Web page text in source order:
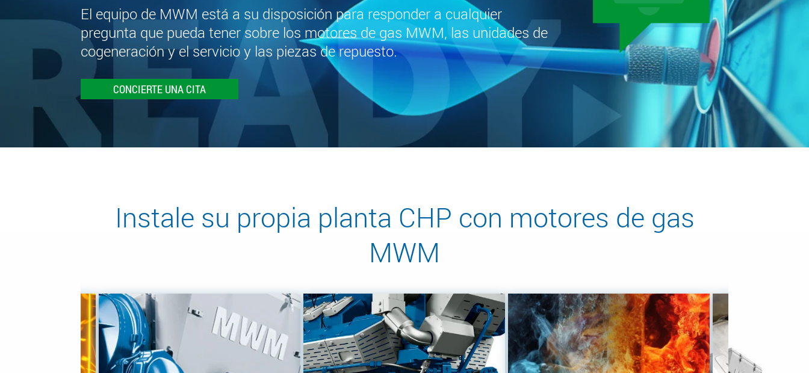
El equipo de MWM está a su disposición para responder a cualquier
pregunta que pueda tener sobre los motores de gas MWM, las unidades de
cogeneración y el servicio y las piezas de repuesto.
CONCIERTE UNA CITA
Instale su propia planta CHP con motores de gas
MWM